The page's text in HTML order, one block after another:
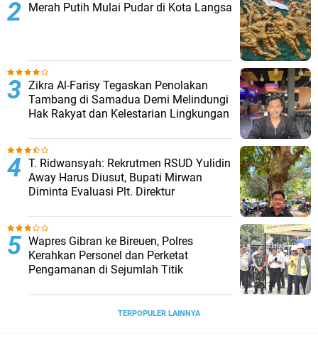
Merah Putih Mulai Pudar di Kota Langsa
Zikra Al-Farisy Tegaskan Penolakan
Tambang di Samadua Demi Melindungi
Hak Rakyat dan Kelestarian Lingkungan
T. Ridwansyah: Rekrutmen RSUD Yulidin
Away Harus Diusut, Bupati Mirwan
Diminta Evaluasi Plt. Direktur
Wapres Gibran ke Bireuen, Polres
Kerahkan Personel dan Perketat
Pengamanan di Sejumlah Titik
TERPOPULER LAINNYA